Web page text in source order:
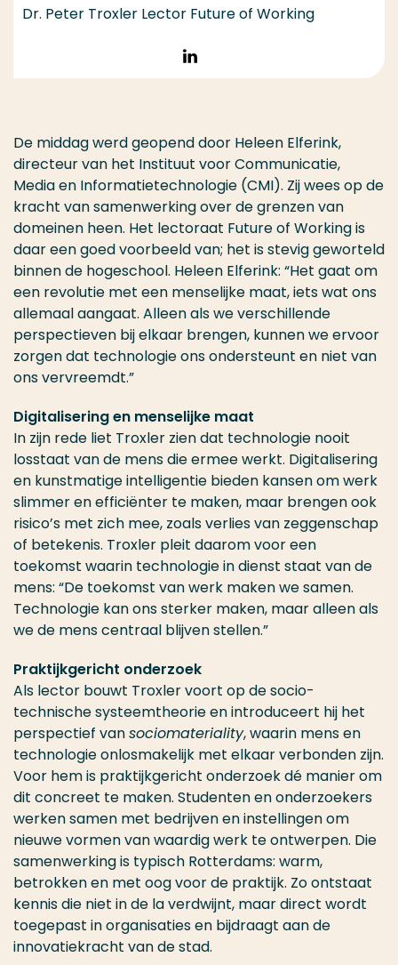
Dr. Peter Troxler Lector Future of Working
De middag werd geopend door Heleen Elferink,
directeur van het Instituut voor Communicatie,
Media en Informatietechnologie (CMI). Zij wees op de
kracht van samenwerking over de grenzen van
domeinen heen. Het lectoraat Future of Working is
daar een goed voorbeeld van; het is stevig geworteld
binnen de hogeschool. Heleen Elferink: “Het gaat om
een revolutie met een menselijke maat, iets wat ons
allemaal aangaat. Alleen als we verschillende
perspectieven bij elkaar brengen, kunnen we ervoor
zorgen dat technologie ons ondersteunt en niet van
ons vervreemdt.”
Digitalisering en menselijke maat
In zijn rede liet Troxler zien dat technologie nooit
losstaat van de mens die ermee werkt. Digitalisering
en kunstmatige intelligentie bieden kansen om werk
slimmer en efficiënter te maken, maar brengen ook
risico’s met zich mee, zoals verlies van zeggenschap
of betekenis. Troxler pleit daarom voor een
toekomst waarin technologie in dienst staat van de
mens: “De toekomst van werk maken we samen.
Technologie kan ons sterker maken, maar alleen als
we de mens centraal blijven stellen.”
Praktijkgericht onderzoek
Als lector bouwt Troxler voort op de socio-
technische systeemtheorie en introduceert hij het
perspectief vansociomateriality, waarin mens en
technologie onlosmakelijk met elkaar verbonden zijn.
Voor hem is praktijkgericht onderzoek dé manier om
dit concreet te maken. Studenten en onderzoekers
werken samen met bedrijven en instellingen om
nieuwe vormen van waardig werk te ontwerpen. Die
samenwerking is typisch Rotterdams: warm,
betrokken en met oog voor de praktijk. Zo ontstaat
kennis die niet in de la verdwijnt, maar direct wordt
toegepast in organisaties en bijdraagt aan de
innovatiekracht van de stad.